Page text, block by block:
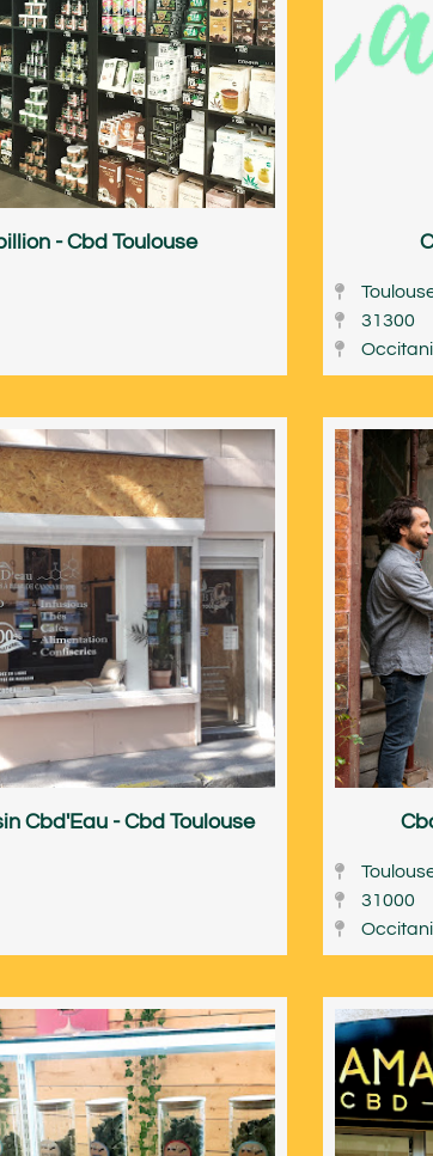
- Cbd Toulouse
31300
Cbd'Eau - Cbd Toulouse
31000